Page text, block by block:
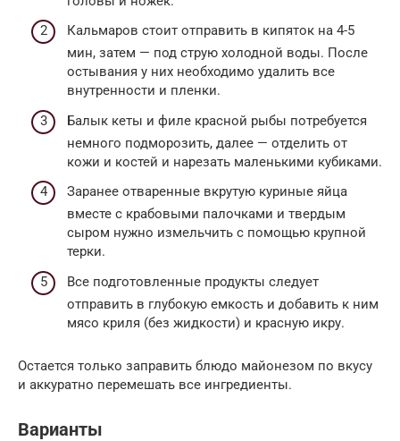
Кальмаров стоит отправить в кипяток на 4-5
мин, затем — под струю холодной воды. После
остывания у них необходимо удалить все
внутренности и пленки.
Балык кеты и филе красной рыбы потребуется
немного подморозить, далее — отделить от
кожи и костей и нарезать маленькими кубиками.
Заранее отваренные вкрутую куриные яйца
вместе с крабовыми палочками и твердым
сыром нужно измельчить с помощью крупной
терки.
Все подготовленные продукты следует
отправить в глубокую емкость и добавить к ним
мясо криля (без жидкости) и красную икру.
Остается только заправить блюдо майонезом по вкусу
и аккуратно перемешать все ингредиенты.
Варианты